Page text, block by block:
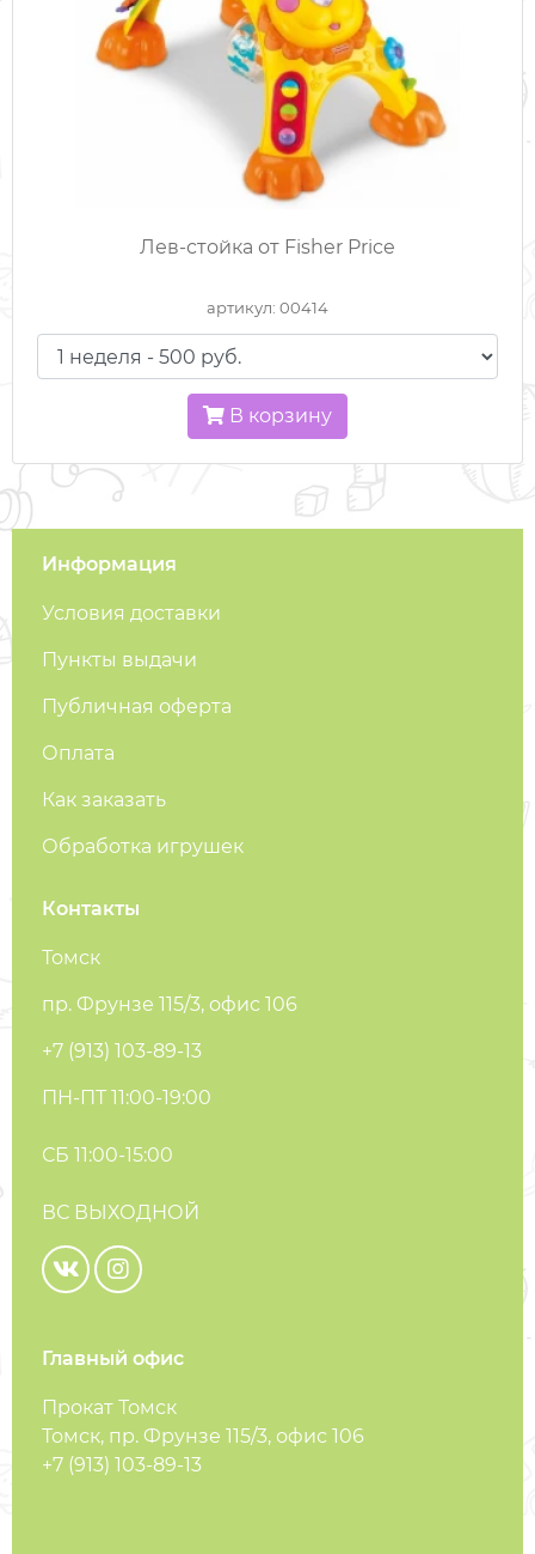
Лев-стойка от Fisher Price
артикул: 00414
В корзину
Информация
Условия доставки
Пункты выдачи
Публичная оферта
Оплата
Как заказать
Обработка игрушек
Контакты
Томск
пр. Фрунзе 115/3, офис 106
+7 (913) 103-89-13
ПН-ПТ 11:00-19:00
СБ 11:00-15:00
ВС ВЫХОДНОЙ
Главный офис
Прокат Томск
Томск, пр. Фрунзе 115/3, офис 106
+7 (913) 103-89-13